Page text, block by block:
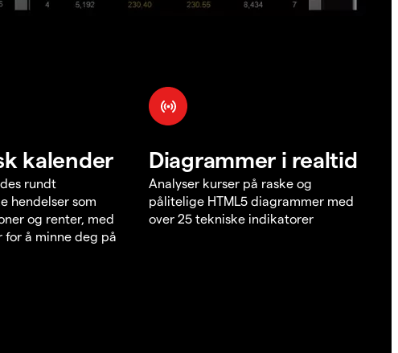
kalender
rundt
hendelser som
og renter, med
for å minne deg på
Diagrammer i realtid
Analyser kurser på raske og
pålitelige HTML5 diagrammer med
over 25 tekniske indikatorer